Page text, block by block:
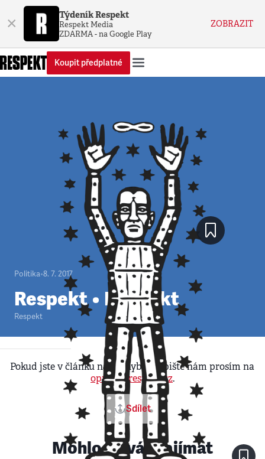
× Týdeník Respekt
Respekt Media
ZDARMA - na Google Play
ZOBRAZIT
Koupit předplatné
Politika•8. 7. 2017
Respekt • Despekt
Respekt
Pokud jste v článku našli chybu, napište nám prosím na
opravy@respekt.cz.
Sdílet
Mohlo by vás zajímat